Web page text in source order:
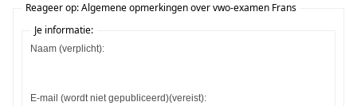
Reageer op: Algemene opmerkingen over vwo-examen Frans
Je informatie:
Naam (verplicht):
E-mail (wordt niet gepubliceerd)(vereist):